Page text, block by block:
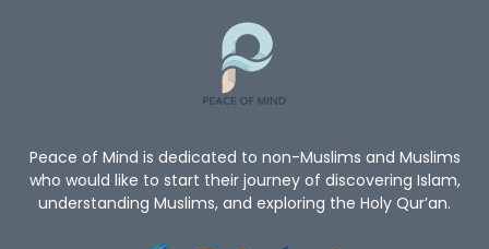
Peace of Mind is dedicated to non-Muslims and Muslims
who would like to start their journey of discovering Islam,
understanding Muslims, and exploring the Holy Qur’an.